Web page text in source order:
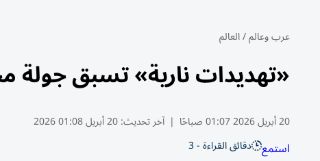
عرب وعالم/العالم
«تهديدات نارية» تسبق
20 أبريل 2026 01:07 صباحًا | آخر تحديث:20 أبريل 01:08 2026
استمع دقائق القراءة - 3